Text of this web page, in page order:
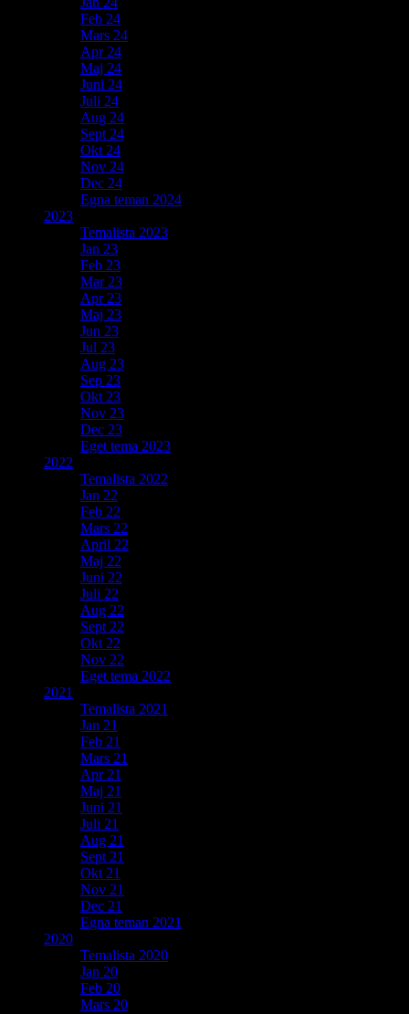
Feb 24
Mars 24
Apr 24
Maj 24
Juni 24
Juli 24
Aug 24
Sept 24
Okt 24
Nov 24
Dec 24
Egna teman 2024
2023
Temalista 2023
Jan 23
Feb 23
Mar 23
Apr 23
Maj 23
Jun 23
Jul 23
Aug 23
Sep 23
Okt 23
Nov 23
Dec 23
Eget tema 2023
2022
Temalista 2022
Jan 22
Feb 22
Mars 22
April 22
Maj 22
Juni 22
Juli 22
Aug 22
Sept 22
Okt 22
Nov 22
Eget tema 2022
2021
Temalista 2021
Jan 21
Feb 21
Mars 21
Apr 21
Maj 21
Juni 21
Juli 21
Aug 21
Sept 21
Okt 21
Nov 21
Dec 21
Egna teman 2021
2020
Temalista 2020
Jan 20
Feb 20
Mars 20